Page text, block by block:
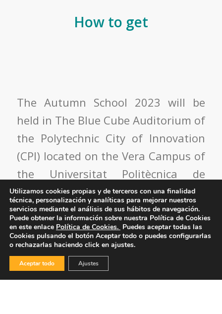
How to get
The Autumn School 2023 will be
held in The Blue Cube Auditorium of
the Polytechnic City of Innovation
(CPI) located on the Vera Campus of
the Universitat Politècnica de
València, as described in the
location map.
Address: Camino de Vera s/n, CPI-
UPV, Blue Cube, Level 3, Auditorium,
Valencia-Spain (access J)
Utilizamos cookies propias y de terceros con una finalidad
técnica, personalización y analíticas para mejorar nuestros
servicios mediante el análisis de sus hábitos de navegación.
Puede obtener la información sobre nuestra Política de Cookies
en este enlace Política de Cookies. Puedes aceptar todas las
Cookies pulsando el botón Aceptar todo o puedes configurarlas
o rechazarlas haciendo click en ajustes.
Aceptar todo Ajustes